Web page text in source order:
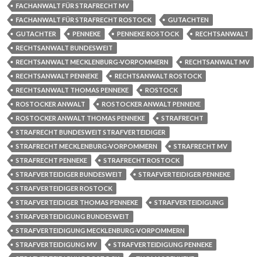
FACHANWALT FÜR STRAFRECHT MV
FACHANWALT FÜR STRAFRECHT ROSTOCK
GUTACHTEN
GUTACHTER
PENNEKE PENNEKE ROSTOCK
RECHTSANWALT
RECHTSANWALT BUNDESWEIT
RECHTSANWALT MECKLENBURG-VORPOMMERN
RECHTSANWALT MV
RECHTSANWALT PENNEKE
RECHTSANWALT ROSTOCK
RECHTSANWALT THOMAS PENNEKE
ROSTOCK
ROSTOCKER ANWALT
ROSTOCKER ANWALT PENNEKE
ROSTOCKER ANWALT THOMAS PENNEKE
STRAFRECHT
STRAFRECHT BUNDESWEIT STRAFVERTEIDIGER
STRAFRECHT MECKLENBURG-VORPOMMERN
STRAFRECHT MV
STRAFRECHT PENNEKE
STRAFRECHT ROSTOCK
STRAFVERTEIDIGER BUNDESWEIT
STRAFVERTEIDIGER PENNEKE
STRAFVERTEIDIGER ROSTOCK
STRAFVERTEIDIGER THOMAS PENNEKE
STRAFVERTEIDIGUNG
STRAFVERTEIDIGUNG BUNDESWEIT
STRAFVERTEIDIGUNG MECKLENBURG-VORPOMMERN
STRAFVERTEIDIGUNG MV
STRAFVERTEIDIGUNG PENNEKE